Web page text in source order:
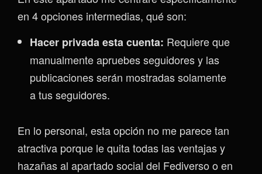
en 4 opciones intermedias, qué son:
Hacer privada esta cuenta: Requiere que
manualmente apruebes seguidores y las
publicaciones serán mostradas solamente
a tus seguidores.
En lo personal, esta opción no me parece tan
atractiva porque le quita todas las ventajas y
hazañas al apartado social del Fediverso o en